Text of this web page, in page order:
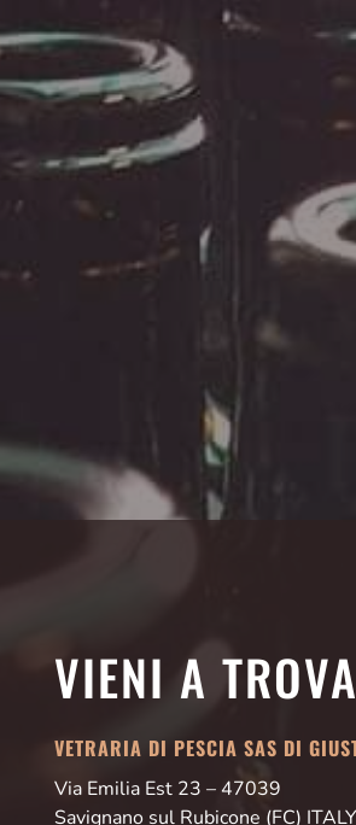
VIENI A
VETRARIA DI PESCIA SAS DI
Via Emilia Est 23 – 47039
Savignano sul Rubicone (FC) ITALY